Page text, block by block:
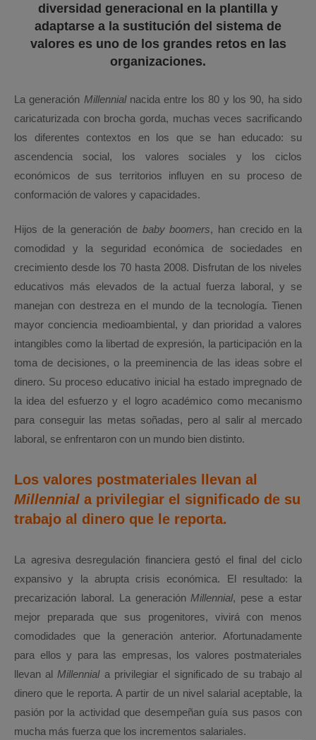
diversidad generacional en la plantilla y
adaptarse a la sustitución del sistema de
valores es uno de los grandes retos en las
organizaciones.
La generación Millennialnacida entre los 80 y los 90, ha sido
caricaturizada con brocha gorda, muchas veces sacrificando
los diferentes contextos en los que se han educado: su
ascendencia social, los valores sociales y los ciclos
económicos de sus territorios influyen en su proceso de
conformación de valores y capacidades.
Hijos de la generación de baby boomers, han crecido en la
comodidad y la seguridad económica de sociedades en
crecimiento desde los 70 hasta 2008. Disfrutan de los niveles
educativos más elevados de la actual fuerza laboral, y se
manejan con destreza en el mundo de la tecnología. Tienen
mayor conciencia medioambiental, y dan prioridad a valores
intangibles como la libertad de expresión, la participación en la
toma de decisiones, o la preeminencia de las ideas sobre el
dinero. Su proceso educativo inicial ha estado impregnado de
la idea del esfuerzo y el logro académico como mecanismo
para conseguir las metas soñadas, pero al salir al mercado
laboral, se enfrentaron con un mundo bien distinto.
Los valores postmateriales llevan al
Millennial a privilegiar el significado de su
trabajo al dinero que le reporta.
La agresiva desregulación financiera gestó el final del ciclo
expansivo y la abrupta crisis económica. El resultado: la
precarización laboral. La generación Millennial, pese a estar
mejor preparada que sus progenitores, vivirá con menos
comodidades que la generación anterior. Afortunadamente
para ellos y para las empresas, los valores postmateriales
llevan al Millenniala privilegiar el significado de su trabajo al
dinero que le reporta. A partir de un nivel salarial aceptable, la
pasión por la actividad que desempeñan guía sus pasos con
mucha más fuerza que los incrementos salariales.